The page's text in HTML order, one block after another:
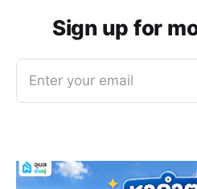
Sign up for
Enter your email